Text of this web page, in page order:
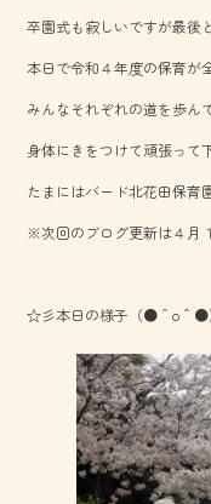
b
o
ok
卒園式も寂しいですが最後
本日で令和４年度の保育が
みんなそれぞれの道を歩ん
身体にきをつけて頑張って
たまにはバード北花田保育
※次回のブログ更新は４月
☆彡本日の様子（●＾o＾●